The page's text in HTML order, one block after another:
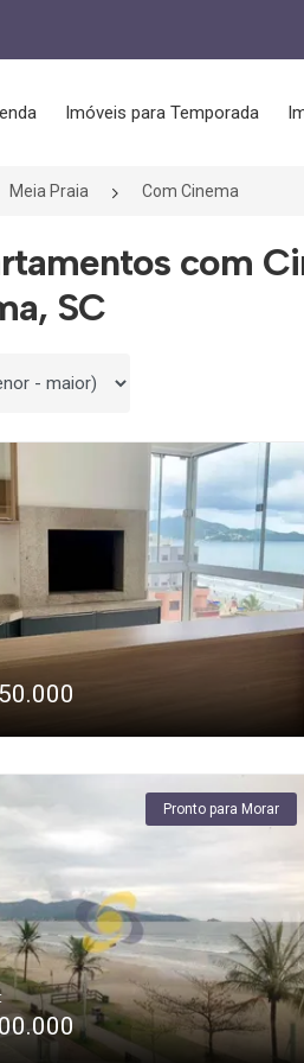
Imóveis para Temporada
Meia Praia Com Cinema
com
SC
Pronto para Morar